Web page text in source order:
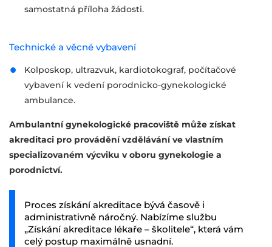
samostatná příloha žádosti.
Technické a věcné vybavení
Kolposkop, ultrazvuk, kardiotokograf, počítačové
vybavení k vedení porodnicko-gynekologické
ambulance.
Ambulantní gynekologické pracoviště může získat
akreditaci pro provádění vzdělávání ve vlastním
specializovaném výcviku v oboru gynekologie a
porodnictví.
Proces získání akreditace bývá časově i
administrativně náročný. Nabízíme službu
„Získání akreditace lékaře – školitele“, která vám
celý postup maximálně usnadní.